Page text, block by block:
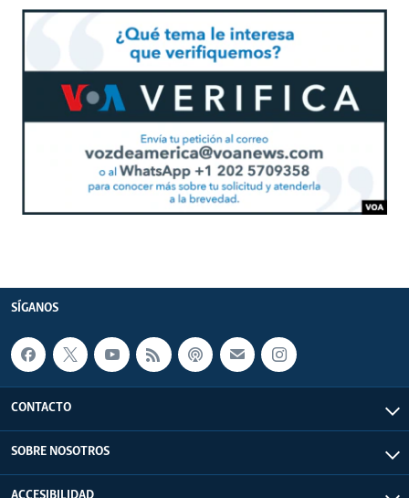
SÍGANOS
CONTACTO
SOBRE NOSOTROS